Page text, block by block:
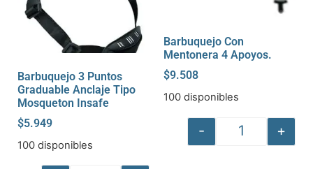
Barbuquejo 3 Puntos
Graduable Anclaje Tipo
Mosqueton Insafe
$5.949
100 disponibles
Barbuquejo Con
Mentonera 4 Apoyos.
$9.508
100 disponibles
- +